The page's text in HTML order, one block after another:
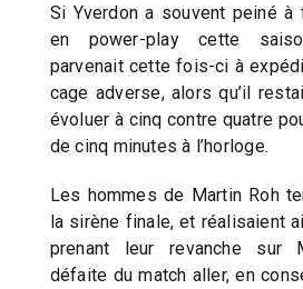
Si Yverdon a souvent peiné
en power-play cette
parvenait cette fois-ci à
cage adverse, alors qu’il
évoluer à cinq contre quatre
de cinq minutes à l’horloge.
Les hommes de Martin Roh
la sirène finale, et réalisaient
prenant leur revanche sur
défaite du match aller, en